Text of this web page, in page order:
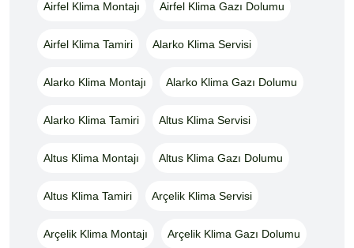
Airfel Klima Montajı Airfel Klima Gazı Dolumu
Airfel Klima Tamiri Alarko Klima Servisi
Alarko Klima Montajı Alarko Klima Gazı Dolumu
Alarko Klima Tamiri Altus Klima Servisi
Altus Klima Montajı Altus Klima Gazı Dolumu
Altus Klima Tamiri Arçelik Klima Servisi
Arçelik Klima Montajı Arçelik Klima Gazı Dolumu